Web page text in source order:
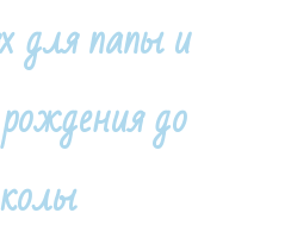
для папы и
до